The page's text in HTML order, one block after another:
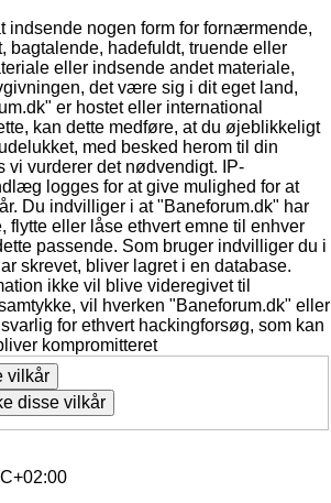
indsende nogen form for fornærmende,
hadefuldt, truende eller
eller indsende andet materiale,
det være sig i dit eget land,
er hostet eller international
kan dette medføre, at du øjeblikkeligt
med besked herom til din
vi vurderer det nødvendigt. IP-
logges for at give mulighed for at
Du indvilliger i at "Baneforum.dk" har
flytte eller låse ethvert emne til enhver
passende. Som bruger indvilliger du i
skrevet, bliver lagret i en database.
ikke vil blive videregivet til
vil hverken "Baneforum.dk" eller
for ethvert hackingforsøg, som kan
kompromitteret